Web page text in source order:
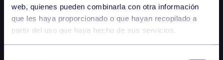
web, quienes pueden combinarla con otra información
que les haya proporcionado o que hayan recopilado a
partir del uso que haya hecho de sus servicios.